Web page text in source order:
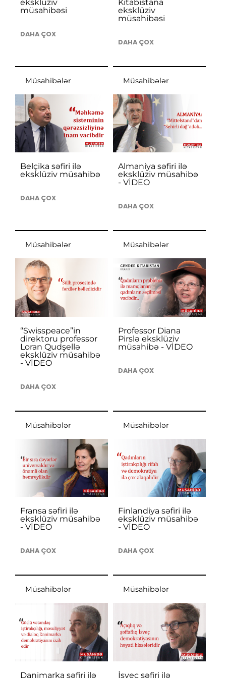
eksklüziv
müsahibəsi
DAHA ÇOX
Kitabıstana
eksklüziv
müsahibəsi
DAHA ÇOX
Müsahibələr
Belçika səfiri ilə
eksklüziv müsahibə
DAHA ÇOX
Müsahibələr
Almaniya səfiri ilə
eksklüziv müsahibə
- VİDEO
DAHA ÇOX
Müsahibələr
“Swisspeace”in
direktoru professor
Loran Qudşellə
eksklüziv müsahibə
- VİDEO
DAHA ÇOX
Müsahibələr
Professor Diana
Pirslə eksklüziv
müsahibə - VİDEO
DAHA ÇOX
Müsahibələr
Fransa səfiri ilə
eksklüziv müsahibə
- VİDEO
DAHA ÇOX
Müsahibələr
Finlandiya səfiri ilə
eksklüziv müsahibə
- VİDEO
DAHA ÇOX
Müsahibələr
Danimarka səfiri ilə
Müsahibələr
İsveç səfiri ilə